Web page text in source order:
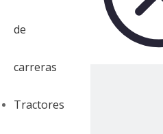
de
carreras
Tractores